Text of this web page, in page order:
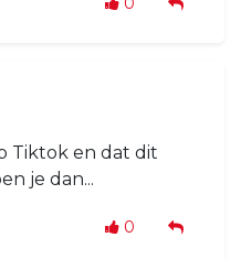
Tiktok en dat dit
je dan...
0